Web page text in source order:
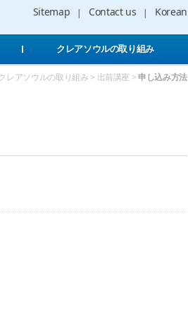
Sitemap Contact us Korean
クレアソウルの取り組み
レアソウルの取り組み > 出前講座 >申し込み方法